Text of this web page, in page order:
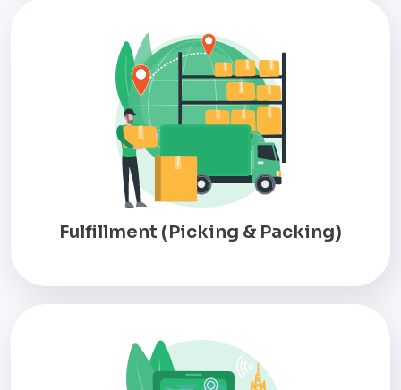
Fulfillment (Picking & Packing)